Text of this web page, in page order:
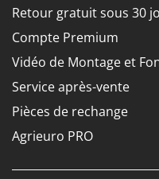
Retour gratuit sous 30
Compte Premium
Vidéo de Montage et
Service après-vente
Pièces de rechange
Agrieuro PRO